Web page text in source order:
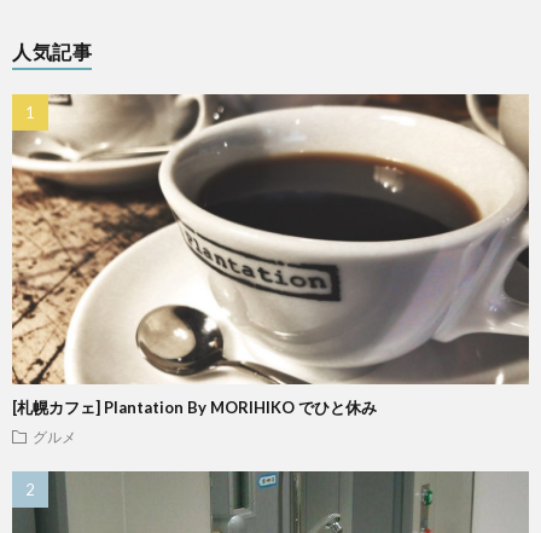
人気記事
[札幌カフェ] Plantation By MORIHIKO でひと休み
グルメ